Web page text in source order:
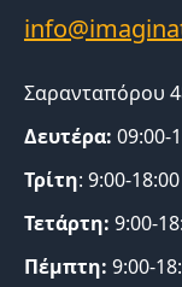
Σαρανταπόρου
Δευτέρα: 09:00-
Τρίτη: 9:00-18:00
Τετάρτη: 9:00-
Πέμπτη: 9:00-